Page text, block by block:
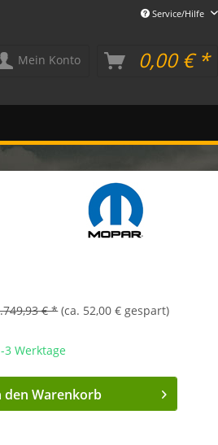
Service/Hilfe
Mein Konto 0,00 € *
€ *(ca. 52,00 € gespart)
Werktage
den Warenkorb